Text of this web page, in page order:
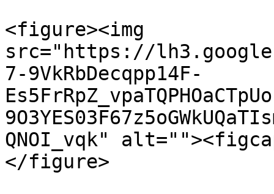
<figure><img
src="https://
7-9VkRbDecqpp14F-
QNOI_vqk"
</figure>